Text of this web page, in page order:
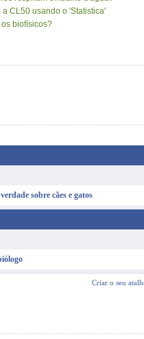
CL50 usando o 'Statistica'
biofísicos?
sobre cães e gatos
Criar o seu